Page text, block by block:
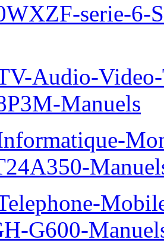
serie-6-
Audio-
Manuels
G600-